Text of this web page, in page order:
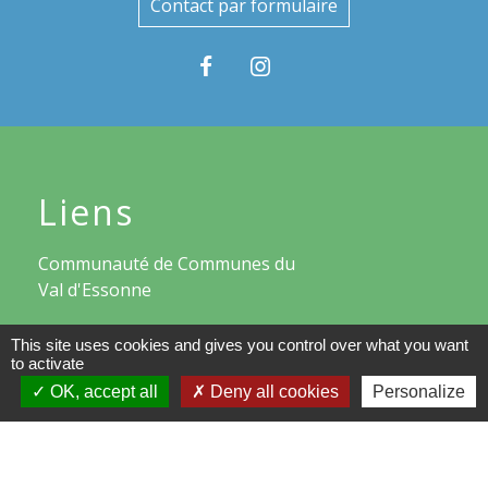
Contact par formulaire
Liens
Communauté de Communes du
Val d'Essonne
Conseil départemental de
l'Essonne
Région d'Ile-de-France
This site uses cookies and gives you control over what you want
to activate
OK, accept all
Deny all cookies Personalize